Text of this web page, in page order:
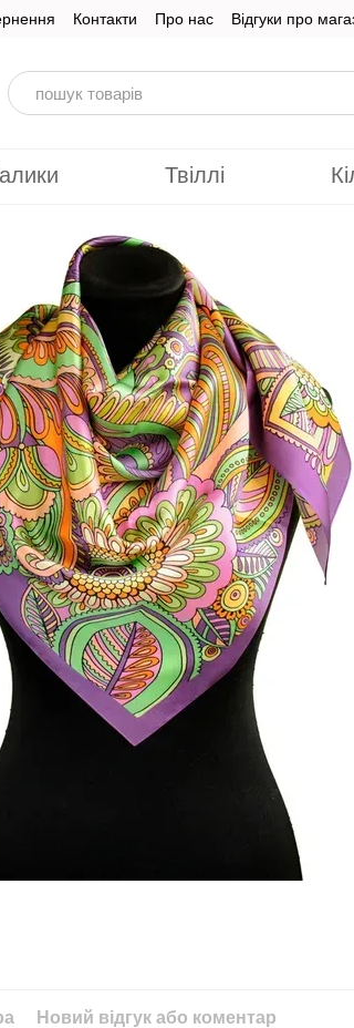
Контакти Про нас Відгуки про
Твіллі
Новий відгук або коментар